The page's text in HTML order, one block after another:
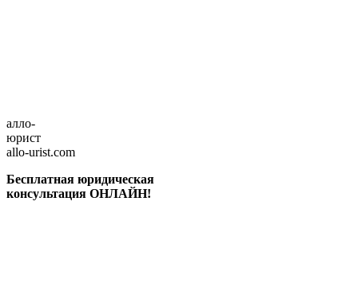
алло-
юрист
allo-urist.com
Бесплатная юридическая
консультация ОНЛАЙН!